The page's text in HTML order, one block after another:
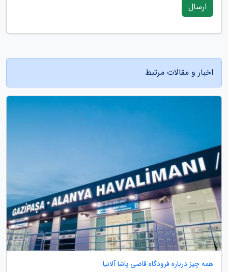
ارسال
اخبار و مقالات مرتبط
همه چیز درباره فرودگاه قاضی پاشا آلانیا